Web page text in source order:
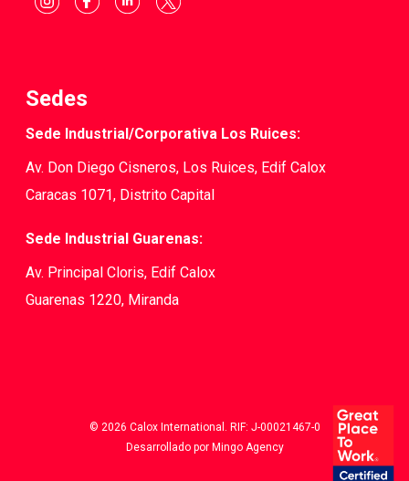
Sedes
Sede Industrial/Corporativa Los Ruices:
Av. Don Diego Cisneros, Los Ruices, Edif Calox
Caracas 1071, Distrito Capital
Sede Industrial Guarenas:
Av. Principal Cloris, Edif Calox
Guarenas 1220, Miranda
© 2026 Calox International. RIF: J-00021467-0
Desarrollado por Mingo Agency